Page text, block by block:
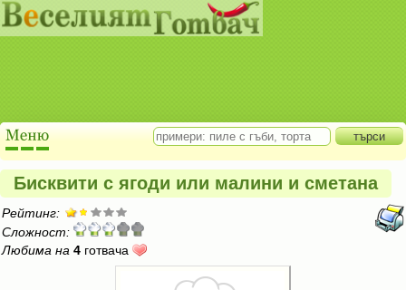
Бисквити с ягоди или малини и сметана
Рейтинг:
Сложност:
Любима на 4 готвача